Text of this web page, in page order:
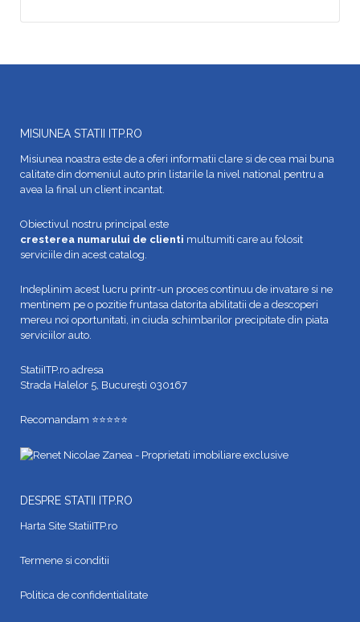
MISIUNEA STATII ITP.RO
Misiunea noastra este de a oferi informatii clare si de cea mai buna
calitate din domeniul auto prin listarile la nivel national pentru a
avea la final un client incantat.
Obiectivul nostru principal este
cresterea numarului de clienti multumiti care au folosit
serviciile din acest catalog.
Indeplinim acest lucru printr-un proces continuu de invatare si ne
mentinem pe o pozitie fruntasa datorita abilitatii de a descoperi
mereu noi oportunitati, in ciuda schimbarilor precipitate din piata
serviciilor auto.
StatiiITP.ro adresa
Strada Halelor 5, București 030167
Recomandam ⭐⭐⭐⭐⭐
DESPRE STATII ITP.RO
Harta Site StatiiITP.ro
Termene si conditii
Politica de confidentialitate